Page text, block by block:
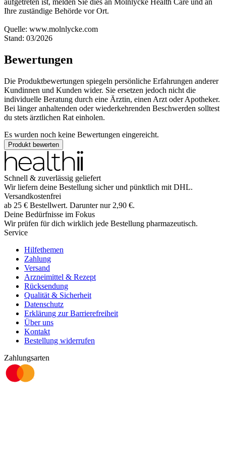
aufgetreten ist, melden Sie dies an Mölnlycke Health Care und an
Ihre zuständige Behörde vor Ort.
Quelle: www.molnlycke.com
Stand: 03/2026
Bewertungen
Die Produktbewertungen spiegeln persönliche Erfahrungen anderer
Kundinnen und Kunden wider. Sie ersetzen jedoch nicht die
individuelle Beratung durch eine Ärztin, einen Arzt oder Apotheker.
Bei länger anhaltenden oder wiederkehrenden Beschwerden solltest
du stets ärztlichen Rat einholen.
Es wurden noch keine Bewertungen eingereicht.
Produkt bewerten
Schnell & zuverlässig geliefert
Wir liefern deine Bestellung sicher und pünktlich mit DHL.
Versandkostenfrei
ab 25 € Bestellwert. Darunter nur 2,90 €.
Deine Bedürfnisse im Fokus
Wir prüfen für dich wirklich jede Bestellung pharmazeutisch.
Service
Hilfethemen
Zahlung
Versand
Arzneimittel & Rezept
Rücksendung
Qualität & Sicherheit
Datenschutz
Erklärung zur Barrierefreiheit
Über uns
Kontakt
Bestellung widerrufen
Zahlungsarten